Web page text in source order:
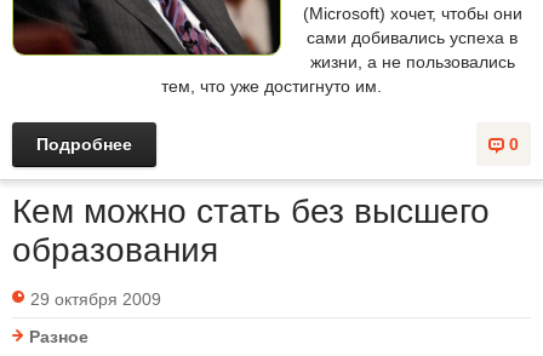
(Microsoft) хочет, чтобы они
сами добивались успеха в
жизни, а не пользовались
тем, что уже достигнуто им.
0
Подробнее
Кем можно стать без высшего
образования
29 октября 2009
Разное